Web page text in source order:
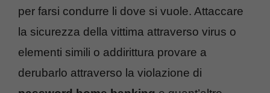
per farsi condurre li dove si vuole. Attaccare
la sicurezza della vittima attraverso virus o
elementi simili o addirittura provare a
derubarlo attraverso la violazione di